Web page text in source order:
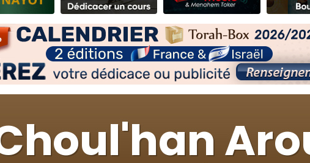
3 personnes viennent de nous rejoindre sur WhatsApp
3 personnes viennent de faire un don pour 5 jours de
Odaya vient de donner son Maasser
2 personnes viennent de nous rejoindre sur WhatsApp
13 personnes viennent de demander une bénédiction
30 personnes viennent de faire un don pour Sauvez la jambe
Il reste 49 places pour étudier en groupe sur Zoom
3 personnes viennent de nous rejoindre sur WhatsApp